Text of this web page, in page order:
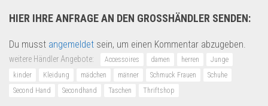
HIER IHRE ANFRAGE AN DEN GROSSHÄNDLER SENDEN:
Du musst angemeldet sein, um einen Kommentar abzugeben.
weitere Händler Angebote: Accessoires damen herren
Junge
kinder
Kleidung mädchen männer Schmuck Frauen
Schuhe
Second Hand
Secondhand Taschen Thriftshop